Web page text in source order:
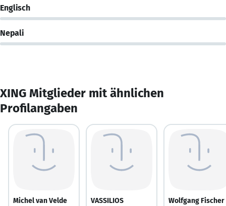
Englisch
Nepali
XING Mitglieder mit ähnlichen
Profilangaben
Michel van Velde
VASSILIOS
Wolfgang Fischer